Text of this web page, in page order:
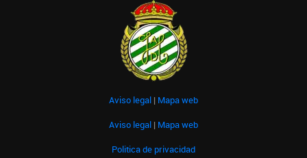
Aviso legal | Mapa web
Aviso legal | Mapa web
Politica de privacidad